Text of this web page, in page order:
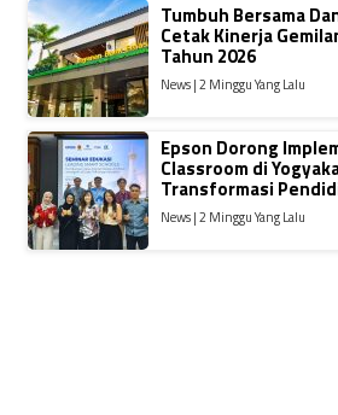
Tumbuh Bersama
Cetak Kinerja
Tahun 2026
News | 2 Minggu Yang Lalu
Epson Dorong
Classroom di
Transformasi
News | 2 Minggu Yang Lalu